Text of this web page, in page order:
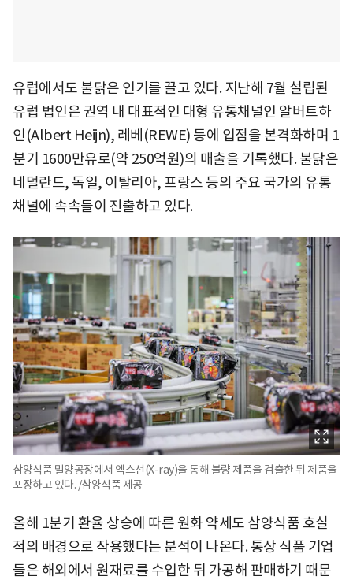
유럽에서도 불닭은 인기를 끌고 있다. 지난해 7월 설립된
유럽 법인은 권역 내 대표적인 대형 유통채널인 알버트하
인(Albert Heijn), 레베(REWE) 등에 입점을 본격화하며 1
분기 1600만유로(약 250억원)의 매출을 기록했다. 불닭은
네덜란드, 독일, 이탈리아, 프랑스 등의 주요 국가의 유통
채널에 속속들이 진출하고 있다.
삼양식품 밀양공장에서 엑스선(X-ray)을 통해 불량 제품을 검출한 뒤 제품을
포장하고 있다. /삼양식품 제공
올해 1분기 환율 상승에 따른 원화 약세도 삼양식품 호실
적의 배경으로 작용했다는 분석이 나온다. 통상 식품 기업
들은 해외에서 원재료를 수입한 뒤 가공해 판매하기 때문